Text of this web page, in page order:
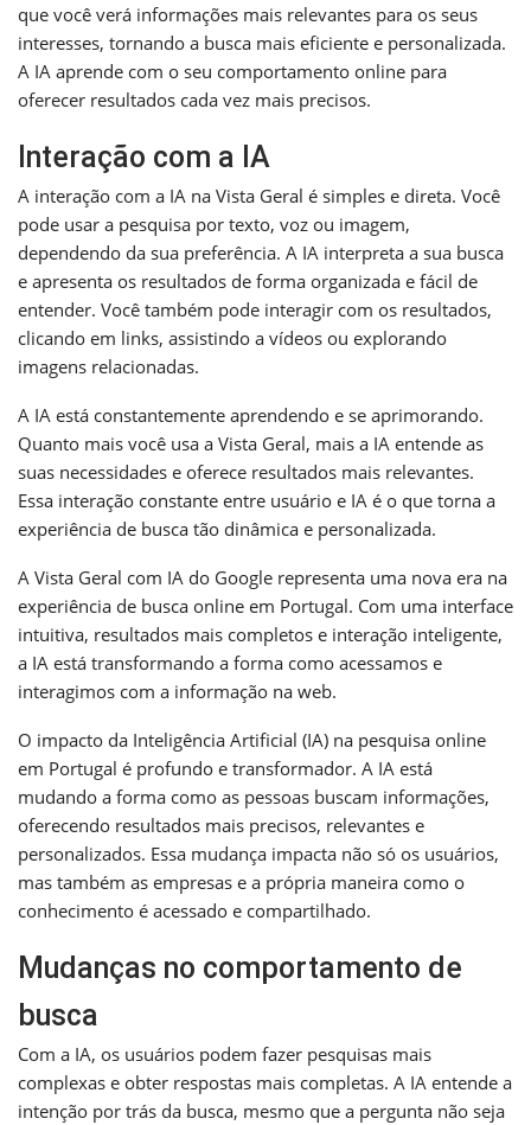
que você verá informações mais relevantes para os seus
interesses, tornando a busca mais eficiente e personalizada.
A IA aprende com o seu comportamento online para
oferecer resultados cada vez mais precisos.
Interação com a IA
A interação com a IA na Vista Geral é simples e direta. Você
pode usar a pesquisa por texto, voz ou imagem,
dependendo da sua preferência. A IA interpreta a sua busca
e apresenta os resultados de forma organizada e fácil de
entender. Você também pode interagir com os resultados,
clicando em links, assistindo a vídeos ou explorando
imagens relacionadas.
A IA está constantemente aprendendo e se aprimorando.
Quanto mais você usa a Vista Geral, mais a IA entende as
suas necessidades e oferece resultados mais relevantes.
Essa interação constante entre usuário e IA é o que torna a
experiência de busca tão dinâmica e personalizada.
A Vista Geral com IA do Google representa uma nova era na
experiência de busca online em Portugal. Com uma interface
intuitiva, resultados mais completos e interação inteligente,
a IA está transformando a forma como acessamos e
interagimos com a informação na web.
O impacto da Inteligência Artificial (IA) na pesquisa online
em Portugal é profundo e transformador. A IA está
mudando a forma como as pessoas buscam informações,
oferecendo resultados mais precisos, relevantes e
personalizados. Essa mudança impacta não só os usuários,
mas também as empresas e a própria maneira como o
conhecimento é acessado e compartilhado.
Mudanças no comportamento de
busca
Com a IA, os usuários podem fazer pesquisas mais
complexas e obter respostas mais completas. A IA entende a
intenção por trás da busca, mesmo que a pergunta não seja